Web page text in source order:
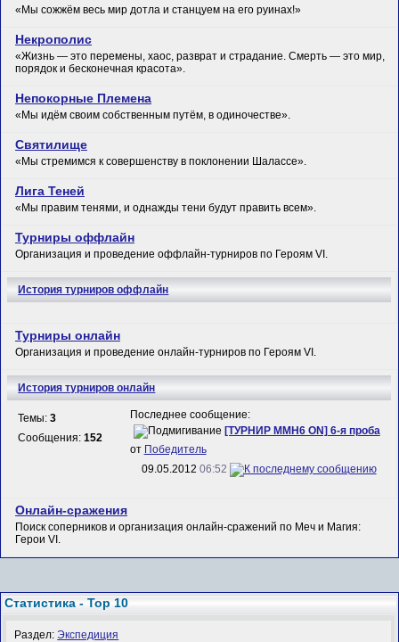
«Мы сожжём весь мир дотла и станцуем на его руинах!»
Некрополис
«Жизнь — это перемены, хаос, разврат и страдание. Смерть — это мир,
порядок и бесконечная красота».
Непокорные Племена
«Мы идём своим собственным путём, в одиночестве».
Святилище
«Мы стремимся к совершенству в поклонении Шалассе».
Лига Теней
«Мы правим тенями, и однажды тени будут править всем».
Турниры оффлайн
Организация и проведение оффлайн-турниров по Героям VI.
История турниров оффлайн
Турниры онлайн
Организация и проведение онлайн-турниров по Героям VI.
История турниров онлайн
Темы:3
Сообщения:152
Последнее сообщение:
[ТУРНИР MMH6 ON] 6-я проба
от Победитель
09.05.2012 06:52
Онлайн-сражения
Поиск соперников и организация онлайн-сражений по Меч и Магия:
Герои VI.
Статистика - Top 10
Раздел:Экспедиция